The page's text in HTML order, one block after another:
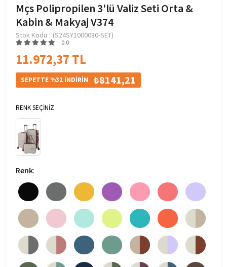
Mçs Polipropilen 3'lü Valiz Seti Orta &
Kabin & Makyaj V374
Stok Kodu (S24SY1000080-SET)
0.0
11.972,37 TL
SEPETTE %32 İNDİRİM ₺8141,21
RENK SEÇİNİZ
Renk: